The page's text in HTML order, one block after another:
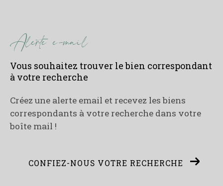
alerte e-mail
Vous souhaitez trouver le bien correspondant
à votre recherche
Créez une alerte email et recevez les biens
correspondants à votre recherche dans votre
boîte mail !
CONFIEZ-NOUS VOTRE RECHERCHE